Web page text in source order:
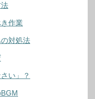
作業
対処法
い」？